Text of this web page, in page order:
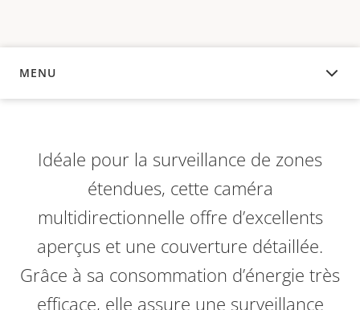
MENU
APERÇU
Idéale pour la surveillance de zones
étendues, cette caméra
multidirectionnelle offre d’excellents
aperçus et une couverture détaillée.
Grâce à sa consommation d’énergie très
efficace, elle assure une surveillance